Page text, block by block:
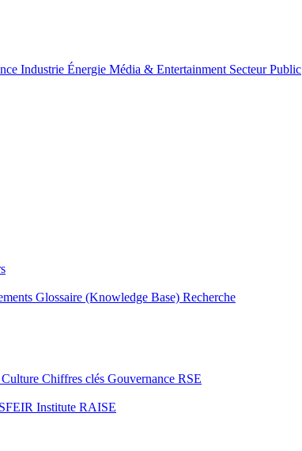
Industrie Énergie Média & Entertainment Secteur Public
Glossaire (Knowledge Base) Recherche
Culture Chiffres clés Gouvernance RSE
SFEIR Institute RAISE